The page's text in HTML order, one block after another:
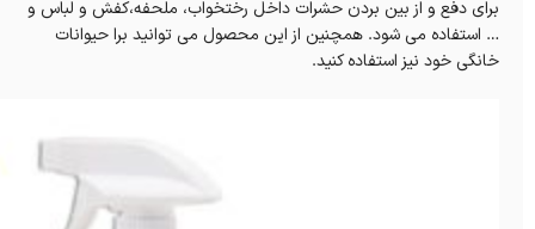
برای دفع و از بین بردن حشرات داخل رختخواب، ملحفه،کفش و لباس و
… استفاده می شود. همچنین از این محصول می توانید برا حیوانات
خانگی خود نیز استفاده کنید.